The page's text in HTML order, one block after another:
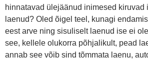
hinnatavad ülejäänud inimesed kiruvad
laenud? Oled õigel teel, kunagi
eest arve ning sisuliselt laenud ise ei
see, kellele olukorra põhjalikult, pead
annab see võib sind tõmmata laenu,